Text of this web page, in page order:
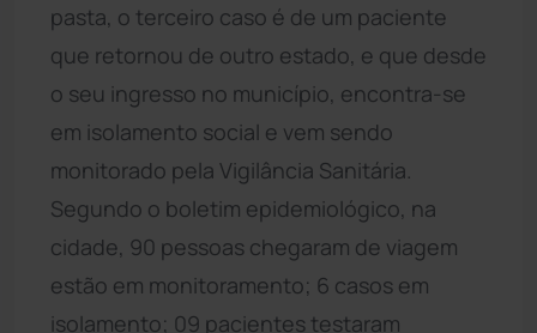
pasta, o terceiro caso é de um paciente
que retornou de outro estado, e que desde
o seu ingresso no município, encontra-se
em isolamento social e vem sendo
monitorado pela Vigilância Sanitária.
Segundo o boletim epidemiológico, na
cidade, 90 pessoas chegaram de viagem
estão em monitoramento; 6 casos em
isolamento; 09 pacientes testaram